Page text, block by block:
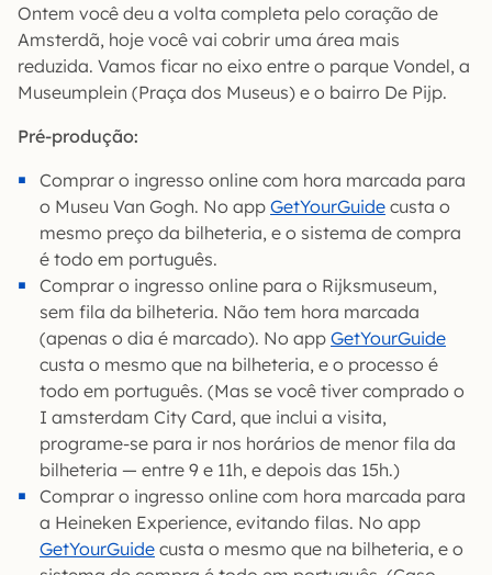
Ontem você deu a volta completa pelo coração de
Amsterdã, hoje você vai cobrir uma área mais
reduzida. Vamos ficar no eixo entre o parque Vondel, a
Museumplein (Praça dos Museus) e o bairro De Pijp.
Pré-produção:
Comprar o ingresso online com hora marcada para
o Museu Van Gogh. No app GetYourGuide custa o
mesmo preço da bilheteria, e o sistema de compra
é todo em português.
Comprar o ingresso online para o Rijksmuseum,
sem fila da bilheteria. Não tem hora marcada
(apenas o dia é marcado). No app GetYourGuide
custa o mesmo que na bilheteria, e o processo é
todo em português. (Mas se você tiver comprado o
I amsterdam City Card, que inclui a visita,
programe-se para ir nos horários de menor fila da
bilheteria — entre 9 e 11h, e depois das 15h.)
Comprar o ingresso online com hora marcada para
a Heineken Experience, evitando filas. No app
GetYourGuide custa o mesmo que na bilheteria, e o